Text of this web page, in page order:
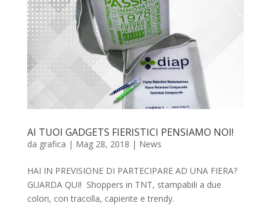
AI TUOI GADGETS FIERISTICI PENSIAMO NOI!
da grafica | Mag 28, 2018 | News
HAI IN PREVISIONE DI PARTECIPARE AD UNA FIERA?
GUARDA QUI! Shoppers in TNT, stampabili a due
colori, con tracolla, capiente e trendy.